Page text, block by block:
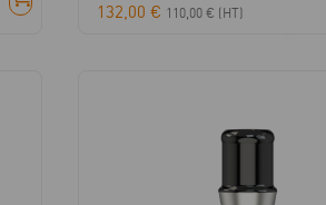
132,00€ 110,00€ (HT)